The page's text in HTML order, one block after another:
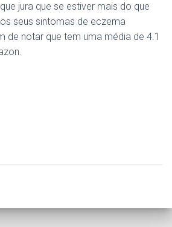
jura que se estiver mais do que
seus sintomas de eczema
de notar que tem uma média de 4.1